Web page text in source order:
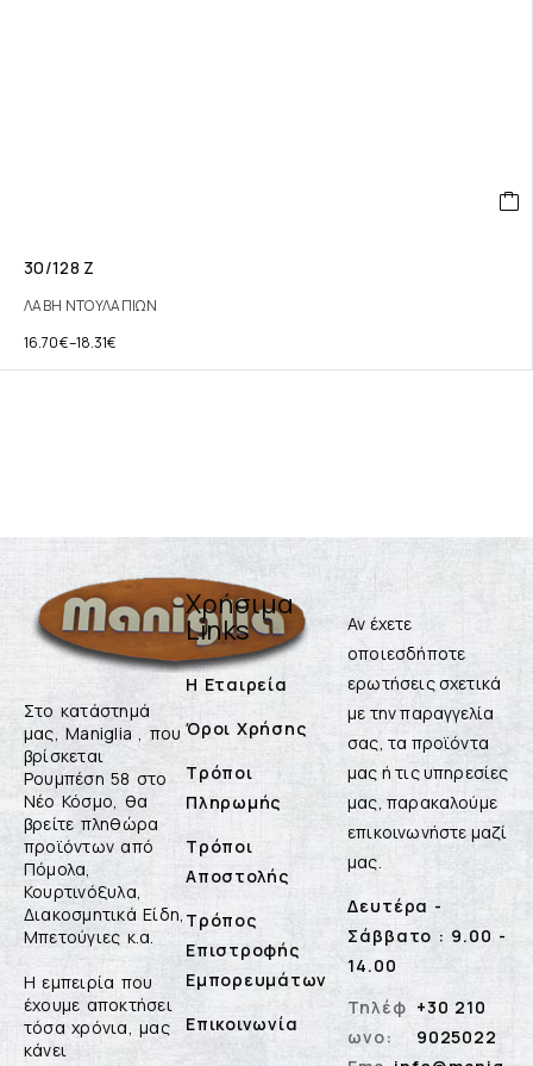
30/128 Ζ
ΛΑΒΗ ΝΤΟΥΛΑΠΙΩΝ
16.70€–18.31€
Στο κατάστημά
μας, Maniglia , που
βρίσκεται
Ρουμπέση 58 στο
Νέο Κόσμο, θα
βρείτε πληθώρα
προϊόντων από
Πόμολα,
Κουρτινόξυλα,
Διακοσμητικά Είδη,
Μπετούγιες κ.α.
Η εμπειρία που
έχουμε αποκτήσει
τόσα χρόνια, μας
κάνει
Χρήσιμα
Links
Η Εταιρεία
Όροι Χρήσης
Τρόποι
Πληρωμής
Τρόποι
Αποστολής
Τρόπος
Επιστροφής
Εμπορευμάτων
Επικοινωνία
Αν έχετε
οποιεσδήποτε
ερωτήσεις σχετικά
με την παραγγελία
σας, τα προϊόντα
μας ή τις υπηρεσίες
μας, παρακαλούμε
επικοινωνήστε μαζί
μας.
Δευτέρα -
Σάββατο : 9.00 -
14.00
Τηλέφ
ωνο:
+30 210
9025022